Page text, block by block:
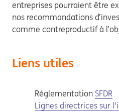
entreprises pourraient être
nos recommandations
comme contreproductif à
Liens utiles
Réglementation SFDR
Lignes directrices sur